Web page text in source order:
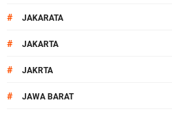
# JAKARATA
# JAKARTA
# JAKRTA
# JAWA BARAT